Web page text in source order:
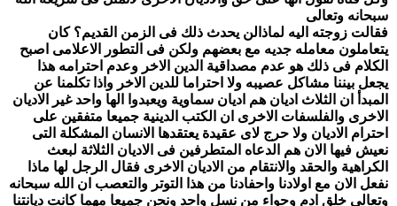
سبحانه وتعالى
فقالت زوجته اليه لماذالن يحدث ذلك فى الزمن القديم؟ كان
يتعاملون معامله جديه مع بعضهم ولكن فى التطور الاعلامى اصبح
الكلام فى ذلك هو عدم مصداقية الدين الاخر وعدم احترامه هذا
يجعل بيننا مشاكل عصيبه ولا احتراما للدين الاخر واذا تكلمنا عن
المبدأ ان الثلاث اديان هم اديان سماوية ويعبدوا الها واحد غير الاديان
الاخرى والفلسفات الاخرى ان الكتب الدينية جميعا متفقين على
احترام الاديان ولا حرج لاى عقيدة يعتقدها الانسان المشكلة التى
نعيش فيها الان هم الدعاه المتطرفين فى الاديان الثلاثة لبعث
الكراهية والحقد والانتقام من الاديان الاخرى فقال الرجل لها ماذا
نفعل الان مع اولادنا واحفادنا من هذا التوتر والتعصب ان الله سبحانه
وتعالى خلق ادم وحواء من نسل واحد ونحن جميعا مهما كانت ديانتنا